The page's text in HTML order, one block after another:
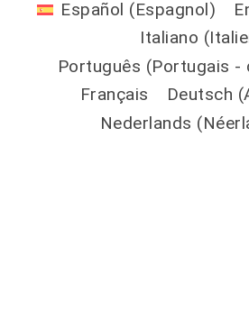
Español (Espagnol)
Italiano (
Português (Portugais -
Français
Deutsch (
Nederlands (